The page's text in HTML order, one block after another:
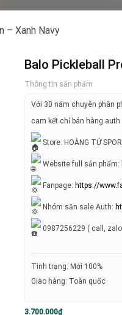
– Xanh Navy
Balo Pickleball
Thông tin sản phẩm
Với 30 năm chuyên phân
cam kết chỉ bán hàng
Store: HOÀNG TỬ
Website full sản phẩm:
Fanpage: https://
Nhóm săn sale Auth:
0987256229 ( call,
Tình trạng: Mới 100%
Giao hàng: Toàn quốc
3.700.000₫